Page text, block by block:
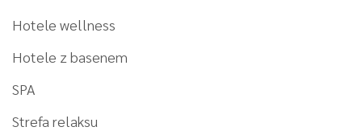
Hotele wellness
Hotele z basenem
SPA
Strefa relaksu